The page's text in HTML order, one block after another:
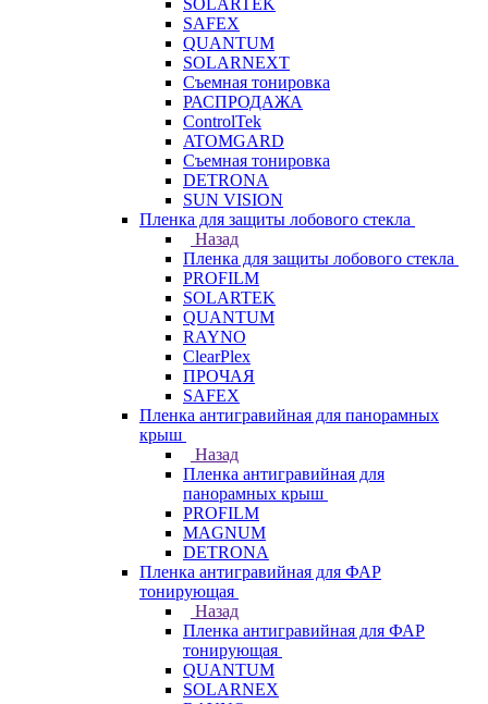
SOLARTEK
SAFEX
QUANTUM
SOLARNEXT
Съемная тонировка
РАСПРОДАЖА
ControlTek
ATOMGARD
Съемная тонировка
DETRONA
SUN VISION
Пленка для защиты лобового стекла
Назад
Пленка для защиты лобового стекла
PROFILM
SOLARTEK
QUANTUM
RAYNO
ClearPlex
ПРОЧАЯ
SAFEX
Пленка антигравийная для панорамных
крыш
Назад
Пленка антигравийная для
панорамных крыш
PROFILM
MAGNUM
DETRONA
Пленка антигравийная для ФАР
тонирующая
Назад
Пленка антигравийная для ФАР
тонирующая
QUANTUM
SOLARNEX